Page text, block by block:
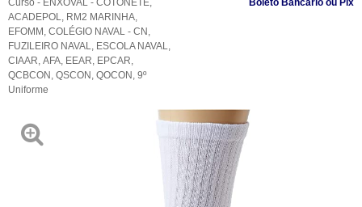
ACADEPOL
RM2 MARINHA
EFOMM COLÉGIO NAVAL - CN
FUZILEIRO NAVAL
ESCOLA NAVAL
CIAAR AFA EEAR EPCAR
QCBCON QSCON QOCON 9º
Uniforme